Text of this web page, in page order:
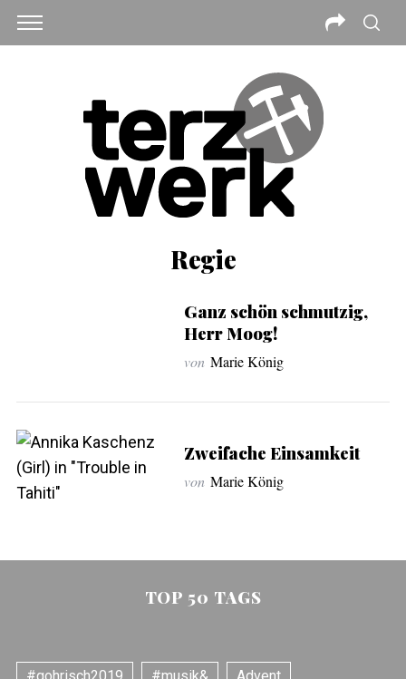
Regie
Ganz schön schmutzig,
Herr Moog!
von Marie König
Zweifache Einsamkeit
von Marie König
TOP 50 TAGS